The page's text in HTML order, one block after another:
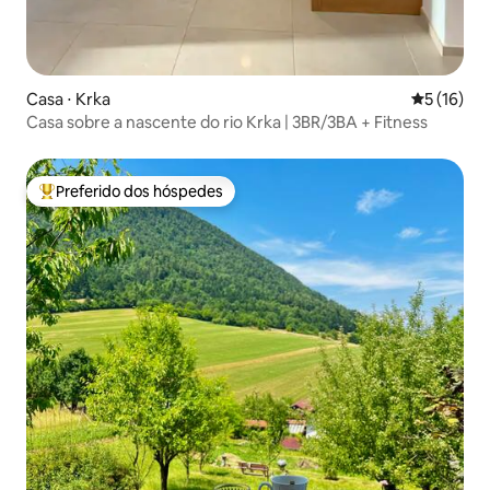
Casa ⋅ Krka 5 de uma
5 (16)
Casa sobre a nascente do rio Krka | 3BR/3BA + Fitness
Entre os melhores preferidos dos hóspedes
Preferido dos hóspedes